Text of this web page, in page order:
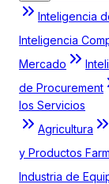
Inteligencia
Inteligencia
Mercado
de Procurement
los Servicios
Agricultura
y Productos
Industria de